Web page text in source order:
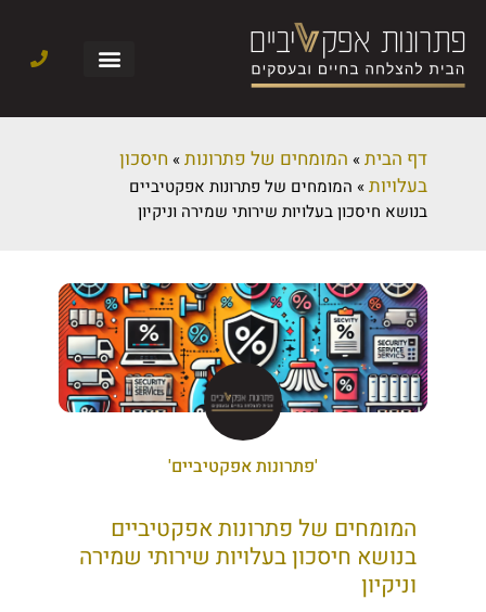
דף הבית» המומחים של פתרונות» חיסכון
בעלויות» המומחים של פתרונות אפקטיביים
בנושא חיסכון בעלויות שירותי שמירה וניקיון
'פתרונות אפקטיביים'
המומחים של פתרונות אפקטיביים
בנושא חיסכון בעלויות שירותי שמירה
וניקיון